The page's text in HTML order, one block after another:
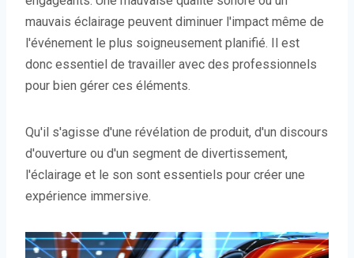
mauvais éclairage peuvent diminuer l'impact même de
l'événement le plus soigneusement planifié. Il est
donc essentiel de travailler avec des professionnels
pour bien gérer ces éléments.
Qu'il s'agisse d'une révélation de produit, d'un discours
d'ouverture ou d'un segment de divertissement,
l'éclairage et le son sont essentiels pour créer une
expérience immersive.